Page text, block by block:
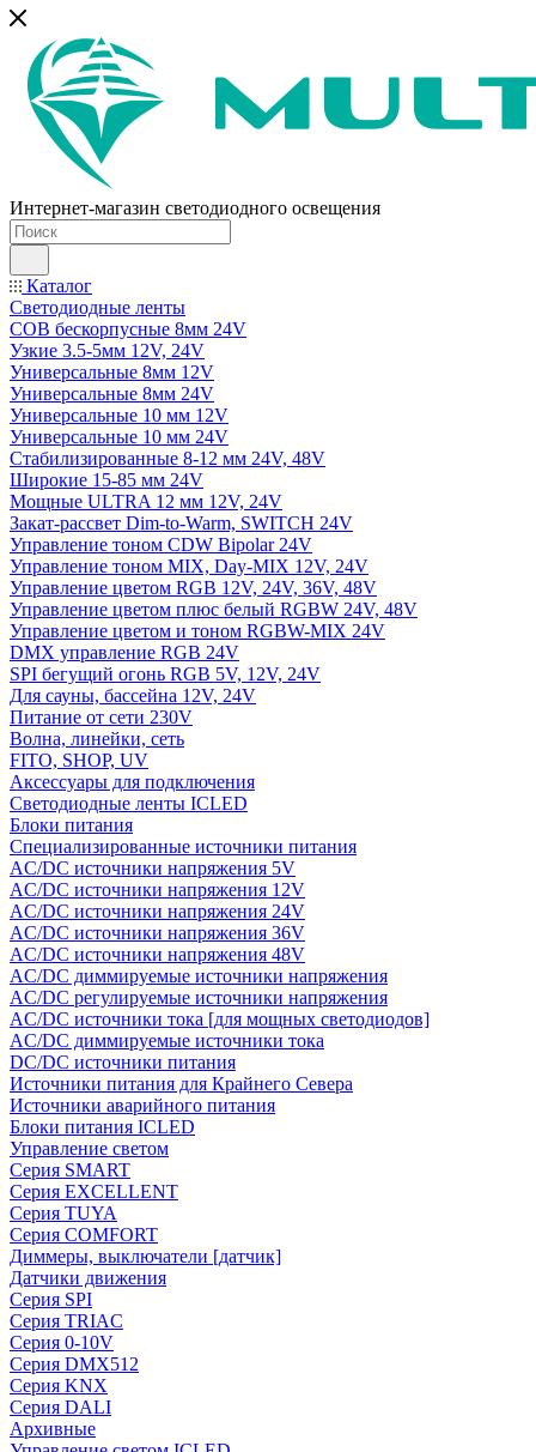
Интернет-магазин светодиодного освещения
Каталог
Светодиодные ленты
COB бескорпусные 8мм 24V
Узкие 3.5-5мм 12V, 24V
Универсальные 8мм 12V
Универсальные 8мм 24V
Универсальные 10 мм 12V
Универсальные 10 мм 24V
Стабилизированные 8-12 мм 24V, 48V
Широкие 15-85 мм 24V
Мощные ULTRA 12 мм 12V, 24V
Закат-рассвет Dim-to-Warm, SWITCH 24V
Управление тоном CDW Bipolar 24V
Управление тоном MIX, Day-MIX 12V, 24V
Управление цветом RGB 12V, 24V, 36V, 48V
Управление цветом плюс белый RGBW 24V, 48V
Управление цветом и тоном RGBW-MIX 24V
DMX управление RGB 24V
SPI бегущий огонь RGB 5V, 12V, 24V
Для сауны, бассейна 12V, 24V
Питание от сети 230V
Волна, линейки, сеть
FITO, SHOP, UV
Аксессуары для подключения
Светодиодные ленты ICLED
Блоки питания
Специализированные источники питания
AC/DC источники напряжения 5V
AC/DC источники напряжения 12V
AC/DC источники напряжения 24V
AC/DC источники напряжения 36V
AC/DC источники напряжения 48V
AC/DC диммируемые источники напряжения
AC/DC регулируемые источники напряжения
AC/DC источники тока [для мощных светодиодов]
AC/DC диммируемые источники тока
DC/DC источники питания
Источники питания для Крайнего Севера
Источники аварийного питания
Блоки питания ICLED
Управление светом
Серия SMART
Серия EXCELLENT
Серия TUYA
Серия COMFORT
Диммеры, выключатели [датчик]
Датчики движения
Серия SPI
Серия TRIAC
Серия 0-10V
Серия DMX512
Серия KNX
Серия DALI
Архивные